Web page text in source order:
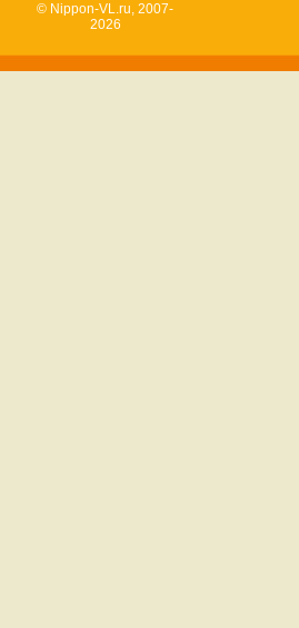
© Nippon-VL.ru, 2007-
2026